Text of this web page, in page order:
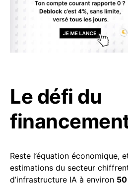
Le défi du
Reste l’équation économique,
estimations du secteur
d’infrastructure IA à environ